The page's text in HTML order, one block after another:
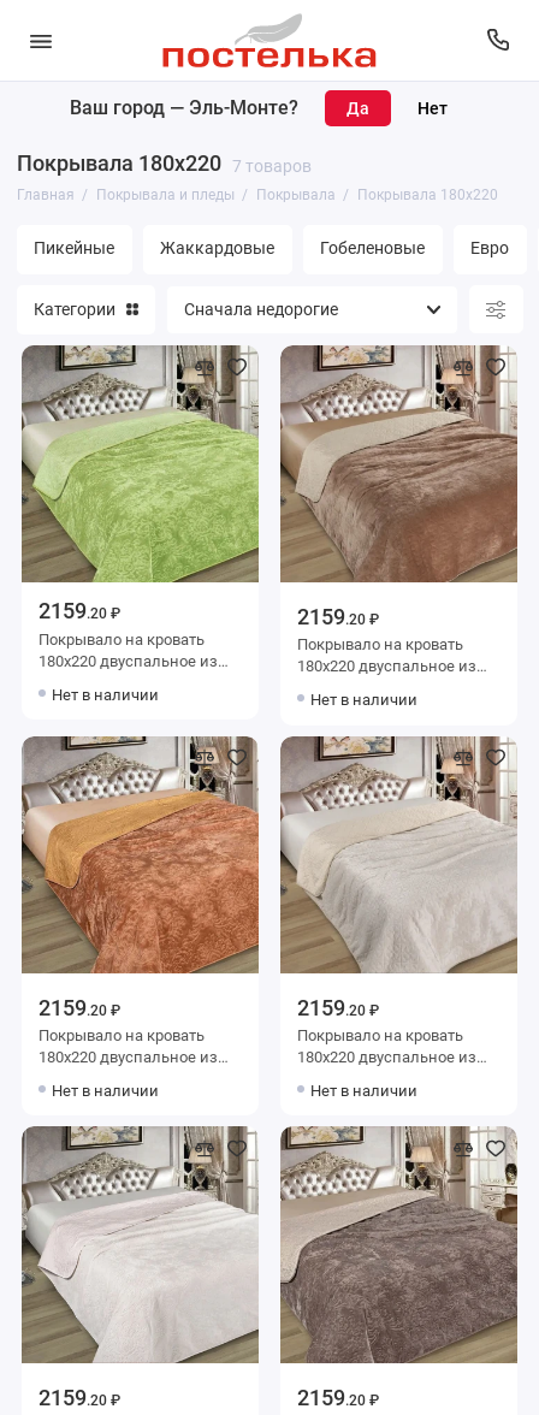
Ваш город — Эль-Монте?
Покрывала 180х220 7 товаров
Главная Покрывала и пледы Покрывала Покрывала 180х220
Пикейные Жаккардовые Гобеленовые Евро
Пледы
Накидки
Категории
2159.20 ₽
Покрывало на кровать
180х220 двуспальное из
зеленое Орнамент
Нет в наличии
2159.20 ₽
Покрывало на кровать
180х220 двуспальное из
коричневое Орнамент
Нет в наличии
2159.20 ₽
Покрывало на кровать
180х220 двуспальное из
оранжевое Орнамент
Marianna
Нет в наличии
2159.20 ₽
Покрывало на кровать
180х220 двуспальное из
белое Орнамент Marianna
Нет в наличии
2159.20 ₽ 2159.20 ₽